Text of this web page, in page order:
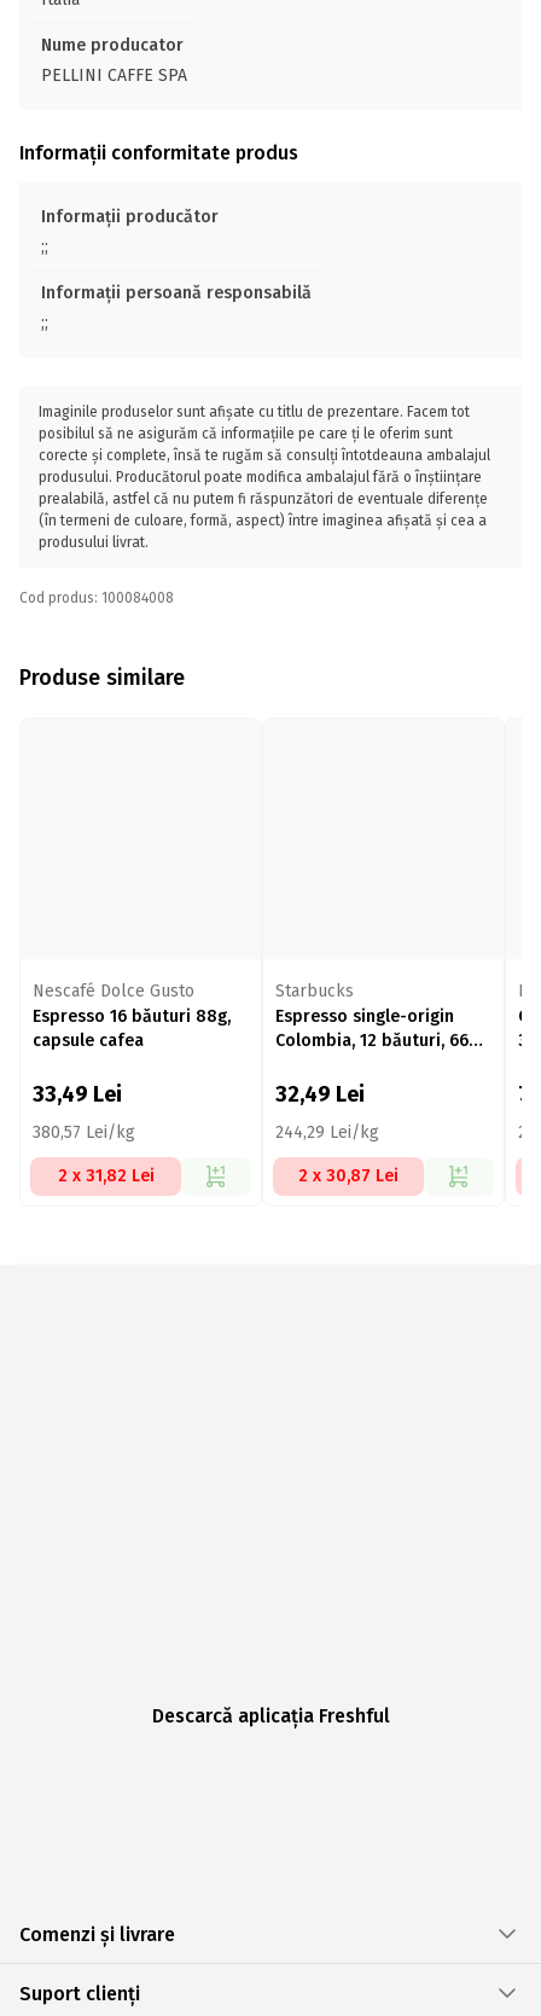
Nume producator
PELLINI CAFFE SPA
Informații conformitate produs
Informații producător
;;
Informații persoană responsabilă
;;
Imaginile produselor sunt afișate cu titlu de prezentare. Facem tot
posibilul să ne asigurăm că informațiile pe care ți le oferim sunt
corecte și complete, însă te rugăm să consulți întotdeauna ambalajul
produsului. Producătorul poate modifica ambalajul fără o înștiințare
prealabilă, astfel că nu putem fi răspunzători de eventuale diferențe
(în termeni de culoare, formă, aspect) între imaginea afișată și cea a
produsului livrat.
Cod produs: 100084008
Produse similare
Nescafé Dolce Gusto
Espresso 16 băuturi 88g,
capsule cafea
33,49 Lei
380,57 Lei/kg
2 x 31,82 Lei
Starbucks
Espresso single-origin
Colombia, 12 băuturi, 66g,
32,49 Lei
244,29 Lei/kg
2 x 30,87 Lei
Descarcă aplicația Freshful
Comenzi și livrare
Suport clienți